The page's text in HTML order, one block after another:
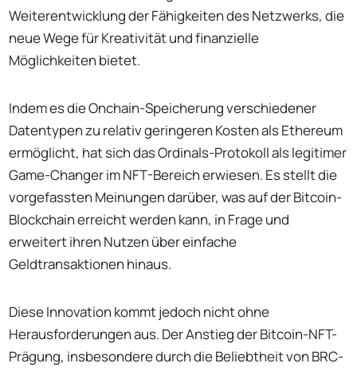
Weiterentwicklung der Fähigkeiten des Netzwerks, die
neue Wege für Kreativität und finanzielle
Möglichkeiten bietet.
Indem es die Onchain-Speicherung verschiedener
Datentypen zu relativ geringeren Kosten als Ethereum
ermöglicht, hat sich das Ordinals-Protokoll als legitimer
Game-Changer im NFT-Bereich erwiesen. Es stellt die
vorgefassten Meinungen darüber, was auf der Bitcoin-
Blockchain erreicht werden kann, in Frage und
erweitert ihren Nutzen über einfache
Geldtransaktionen hinaus.
Diese Innovation kommt jedoch nicht ohne
Herausforderungen aus. Der Anstieg der Bitcoin-NFT-
Prägung, insbesondere durch die Beliebtheit von BRC-